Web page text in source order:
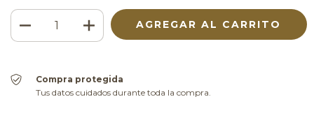
Compra protegida
Tus datos cuidados durante toda la compra.